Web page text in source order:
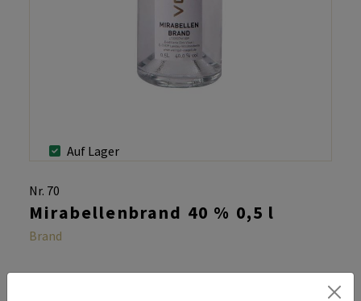
Auf Lager
Nr. 70
Mirabellenbrand 40 % 0,5 l
Brand